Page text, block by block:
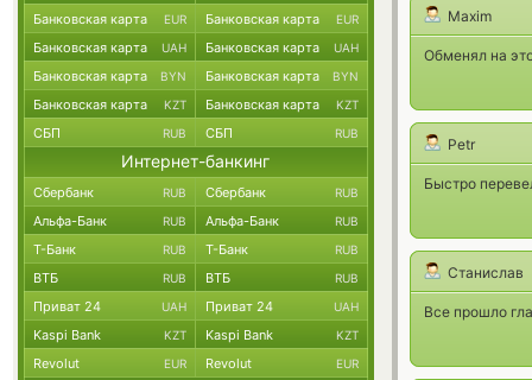
Maxim
Обменял на
Petr
Быстро
Станислав
Все прошло
Банковская карта EUR Банковская карта EUR
Банковская карта UAH Банковская карта UAH
Банковская карта BYN Банковская карта BYN
Банковская карта KZT Банковская карта KZT
СБП RUB СБП RUB
Интернет-банкинг
Сбербанк RUB Сбербанк RUB
Альфа-Банк RUB Альфа-Банк RUB
Т-Банк RUB Т-Банк RUB
ВТБ RUB ВТБ RUB
Приват 24 UAH Приват 24 UAH
Kaspi Bank KZT Kaspi Bank KZT
Revolut EUR Revolut EUR